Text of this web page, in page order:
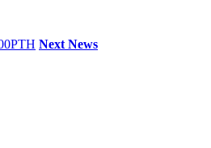
Next News